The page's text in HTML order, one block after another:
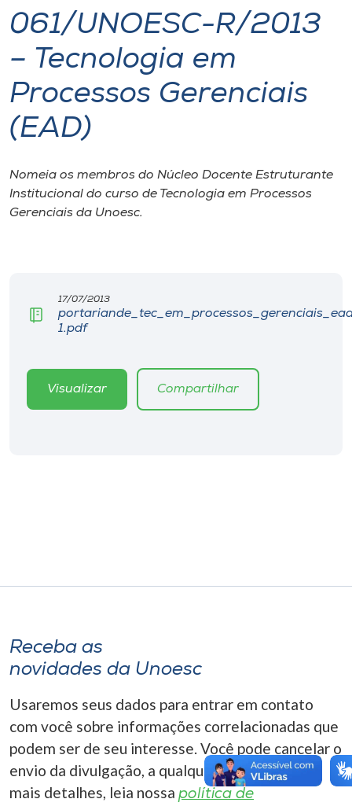
I.nova
Diplomados
Cultura
CPA
Biblioteca
Rádio
Unoesc
061/UNOESC-R/2013
– Tecnologia em
Processos Gerenciais
(EAD)
Nomeia os membros do Núcleo Docente Estruturante
Institucional do curso de Tecnologia em Processos
Gerenciais da Unoesc.
17/07/2013
1.pdf
Visualizar Compartilhar
Receba as
novidades da Unoesc
Usaremos seus dados para entrar em contato
com você sobre informações correlacionadas que
podem ser de seu interesse. Você pode cancelar o
envio da divulgação, a qualquer momento. Para
mais detalhes, leia nossa política de